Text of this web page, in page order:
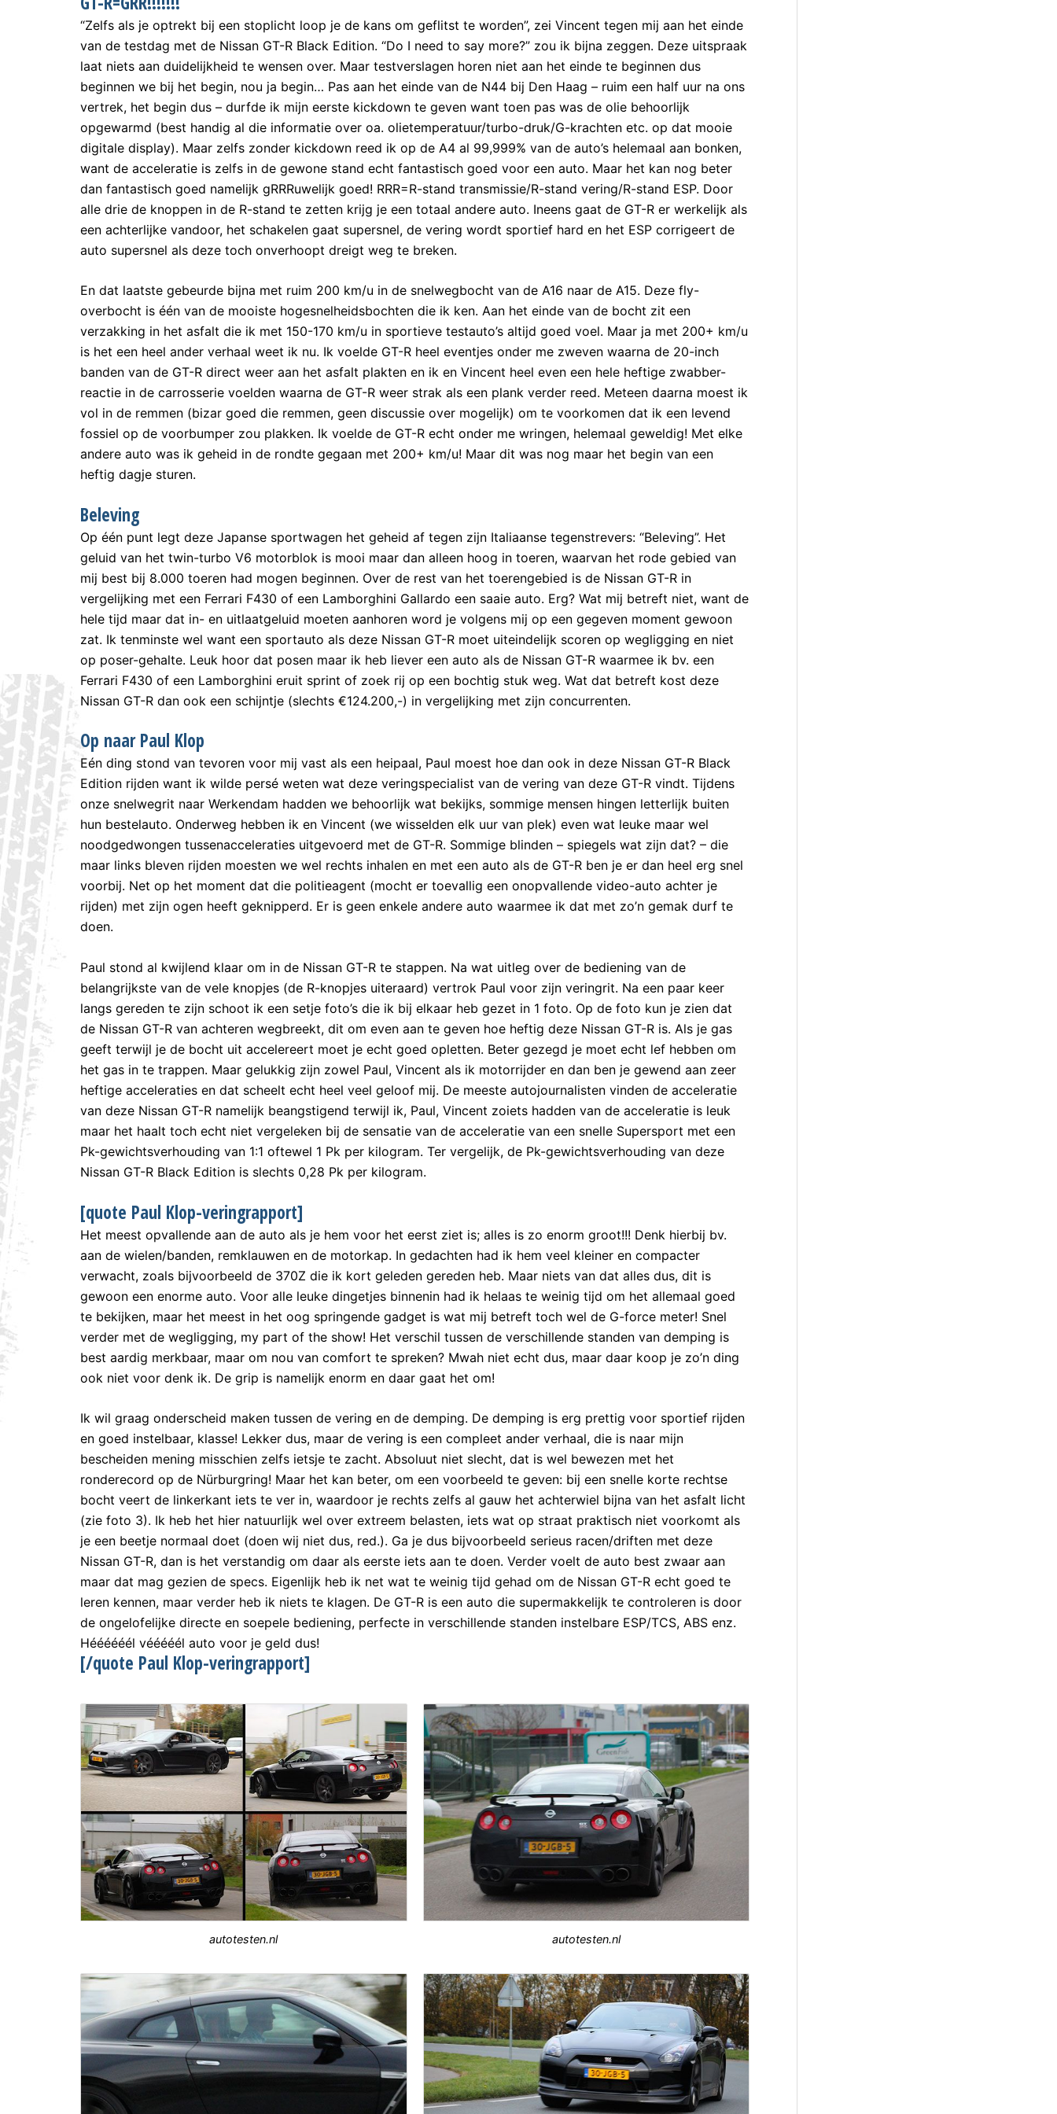
“Zelfs als je optrekt bij een stoplicht loop je de kans om geflitst te worden”, zei Vincent tegen mij aan het einde
van de testdag met de Nissan GT-R Black Edition. “Do I need to say more?” zou ik bijna zeggen. Deze uitspraak
laat niets aan duidelijkheid te wensen over. Maar testverslagen horen niet aan het einde te beginnen dus
beginnen we bij het begin, nou ja begin… Pas aan het einde van de N44 bij Den Haag – ruim een half uur na ons
vertrek, het begin dus – durfde ik mijn eerste kickdown te geven want toen pas was de olie behoorlijk
opgewarmd (best handig al die informatie over oa. olietemperatuur/turbo-druk/G-krachten etc. op dat mooie
digitale display). Maar zelfs zonder kickdown reed ik op de A4 al 99,999% van de auto’s helemaal aan bonken,
want de acceleratie is zelfs in de gewone stand echt fantastisch goed voor een auto. Maar het kan nog beter
dan fantastisch goed namelijk gRRRuwelijk goed! RRR=R-stand transmissie/R-stand vering/R-stand ESP. Door
alle drie de knoppen in de R-stand te zetten krijg je een totaal andere auto. Ineens gaat de GT-R er werkelijk als
een achterlijke vandoor, het schakelen gaat supersnel, de vering wordt sportief hard en het ESP corrigeert de
auto supersnel als deze toch onverhoopt dreigt weg te breken.
En dat laatste gebeurde bijna met ruim 200 km/u in de snelwegbocht van de A16 naar de A15. Deze fly-
overbocht is één van de mooiste hogesnelheidsbochten die ik ken. Aan het einde van de bocht zit een
verzakking in het asfalt die ik met 150-170 km/u in sportieve testauto’s altijd goed voel. Maar ja met 200+ km/u
is het een heel ander verhaal weet ik nu. Ik voelde GT-R heel eventjes onder me zweven waarna de 20-inch
banden van de GT-R direct weer aan het asfalt plakten en ik en Vincent heel even een hele heftige zwabber-
reactie in de carrosserie voelden waarna de GT-R weer strak als een plank verder reed. Meteen daarna moest ik
vol in de remmen (bizar goed die remmen, geen discussie over mogelijk) om te voorkomen dat ik een levend
fossiel op de voorbumper zou plakken. Ik voelde de GT-R echt onder me wringen, helemaal geweldig! Met elke
andere auto was ik geheid in de rondte gegaan met 200+ km/u! Maar dit was nog maar het begin van een
heftig dagje sturen.
Beleving
Op één punt legt deze Japanse sportwagen het geheid af tegen zijn Italiaanse tegenstrevers: “Beleving”. Het
geluid van het twin-turbo V6 motorblok is mooi maar dan alleen hoog in toeren, waarvan het rode gebied van
mij best bij 8.000 toeren had mogen beginnen. Over de rest van het toerengebied is de Nissan GT-R in
vergelijking met een Ferrari F430 of een Lamborghini Gallardo een saaie auto. Erg? Wat mij betreft niet, want de
hele tijd maar dat in- en uitlaatgeluid moeten aanhoren word je volgens mij op een gegeven moment gewoon
zat. Ik tenminste wel want een sportauto als deze Nissan GT-R moet uiteindelijk scoren op wegligging en niet
op poser-gehalte. Leuk hoor dat posen maar ik heb liever een auto als de Nissan GT-R waarmee ik bv. een
Ferrari F430 of een Lamborghini eruit sprint of zoek rij op een bochtig stuk weg. Wat dat betreft kost deze
Nissan GT-R dan ook een schijntje (slechts €124.200,-) in vergelijking met zijn concurrenten.
Op naar Paul Klop
Eén ding stond van tevoren voor mij vast als een heipaal, Paul moest hoe dan ook in deze Nissan GT-R Black
Edition rijden want ik wilde persé weten wat deze veringspecialist van de vering van deze GT-R vindt. Tijdens
onze snelwegrit naar Werkendam hadden we behoorlijk wat bekijks, sommige mensen hingen letterlijk buiten
hun bestelauto. Onderweg hebben ik en Vincent (we wisselden elk uur van plek) even wat leuke maar wel
noodgedwongen tussenacceleraties uitgevoerd met de GT-R. Sommige blinden – spiegels wat zijn dat? – die
maar links bleven rijden moesten we wel rechts inhalen en met een auto als de GT-R ben je er dan heel erg snel
voorbij. Net op het moment dat die politieagent (mocht er toevallig een onopvallende video-auto achter je
rijden) met zijn ogen heeft geknipperd. Er is geen enkele andere auto waarmee ik dat met zo’n gemak durf te
doen.
Paul stond al kwijlend klaar om in de Nissan GT-R te stappen. Na wat uitleg over de bediening van de
belangrijkste van de vele knopjes (de R-knopjes uiteraard) vertrok Paul voor zijn veringrit. Na een paar keer
langs gereden te zijn schoot ik een setje foto’s die ik bij elkaar heb gezet in 1 foto. Op de foto kun je zien dat
de Nissan GT-R van achteren wegbreekt, dit om even aan te geven hoe heftig deze Nissan GT-R is. Als je gas
geeft terwijl je de bocht uit accelereert moet je echt goed opletten. Beter gezegd je moet echt lef hebben om
het gas in te trappen. Maar gelukkig zijn zowel Paul, Vincent als ik motorrijder en dan ben je gewend aan zeer
heftige acceleraties en dat scheelt echt heel veel geloof mij. De meeste autojournalisten vinden de acceleratie
van deze Nissan GT-R namelijk beangstigend terwijl ik, Paul, Vincent zoiets hadden van de acceleratie is leuk
maar het haalt toch echt niet vergeleken bij de sensatie van de acceleratie van een snelle Supersport met een
Pk-gewichtsverhouding van 1:1 oftewel 1 Pk per kilogram. Ter vergelijk, de Pk-gewichtsverhouding van deze
Nissan GT-R Black Edition is slechts 0,28 Pk per kilogram.
[quote Paul Klop-veringrapport]
Het meest opvallende aan de auto als je hem voor het eerst ziet is; alles is zo enorm groot!!! Denk hierbij bv.
aan de wielen/banden, remklauwen en de motorkap. In gedachten had ik hem veel kleiner en compacter
verwacht, zoals bijvoorbeeld de 370Z die ik kort geleden gereden heb. Maar niets van dat alles dus, dit is
gewoon een enorme auto. Voor alle leuke dingetjes binnenin had ik helaas te weinig tijd om het allemaal goed
te bekijken, maar het meest in het oog springende gadget is wat mij betreft toch wel de G-force meter! Snel
verder met de wegligging, my part of the show! Het verschil tussen de verschillende standen van demping is
best aardig merkbaar, maar om nou van comfort te spreken? Mwah niet echt dus, maar daar koop je zo’n ding
ook niet voor denk ik. De grip is namelijk enorm en daar gaat het om!
Ik wil graag onderscheid maken tussen de vering en de demping. De demping is erg prettig voor sportief rijden
en goed instelbaar, klasse! Lekker dus, maar de vering is een compleet ander verhaal, die is naar mijn
bescheiden mening misschien zelfs ietsje te zacht. Absoluut niet slecht, dat is wel bewezen met het
ronderecord op de Nürburgring! Maar het kan beter, om een voorbeeld te geven: bij een snelle korte rechtse
bocht veert de linkerkant iets te ver in, waardoor je rechts zelfs al gauw het achterwiel bijna van het asfalt licht
(zie foto 3). Ik heb het hier natuurlijk wel over extreem belasten, iets wat op straat praktisch niet voorkomt als
je een beetje normaal doet (doen wij niet dus, red.). Ga je dus bijvoorbeeld serieus racen/driften met deze
Nissan GT-R, dan is het verstandig om daar als eerste iets aan te doen. Verder voelt de auto best zwaar aan
maar dat mag gezien de specs. Eigenlijk heb ik net wat te weinig tijd gehad om de Nissan GT-R echt goed te
leren kennen, maar verder heb ik niets te klagen. De GT-R is een auto die supermakkelijk te controleren is door
de ongelofelijke directe en soepele bediening, perfecte in verschillende standen instelbare ESP/TCS, ABS enz.
Héééééél vééééél auto voor je geld dus!
[/quote Paul Klop-veringrapport]
autotesten.nl autotesten.nl